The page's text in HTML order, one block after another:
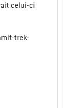
celui-ci
trek-